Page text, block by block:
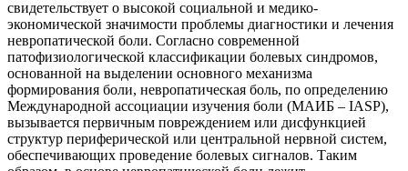
свидетельствует о высокой социальной и медико-
экономической значимости проблемы диагностики и лечения
невропатической боли. Согласно современной
патофизиологической классификации болевых синдромов,
основанной на выделении основного механизма
формирования боли, невропатическая боль, по определению
Международной ассоциации изучения боли (МАИБ – IASP),
вызывается первичным повреждением или дисфункцией
структур периферической или центральной нервной систем,
обеспечивающих проведение болевых сигналов. Таким